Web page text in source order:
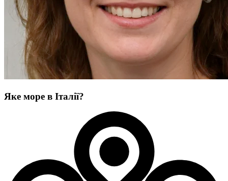
Яке море в Італії?